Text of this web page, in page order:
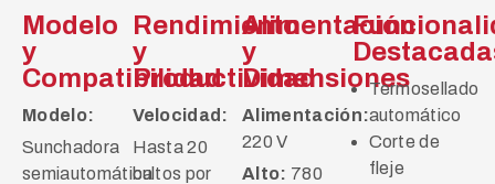
Modelo
y
Compatibilidad
Modelo:
Sunchadora
semiautomática
Rendimiento
y
Productividad
Velocidad:
Hasta 20
bultos por
Alimentación
y
Dimensiones
Alimentación:
220 V
Alto: 780
Termosellado
automático
Corte de
fleje